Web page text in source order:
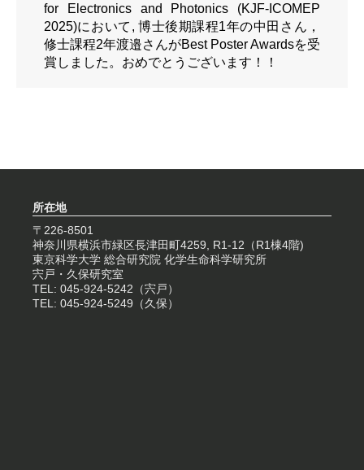
for Electronics and Photonics (KJF-ICOMEP
2025)において, 博士後期課程1年の中田さん，
修士課程2年渡邉さんがBest Poster Awardsを受
賞しました。おめでとうございます！！
所在地
〒226-8501
神奈川県横浜市緑区長津田町4259, R1-12（R1棟4階)
東京科学大学 総合研究院 化学生命科学研究所
宍戸・久保研究室
TEL: 045-924-5242（宍戸）
TEL: 045-924-5249（久保）